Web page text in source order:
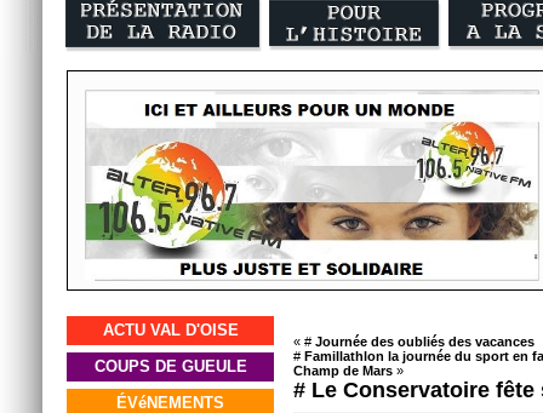
ACTU VAL D'OISE
COUPS DE GUEULE
ÉVéNEMENTS
« # Journée des oubliés des vacances
# Famillathlon la journée du sport en
Champ de Mars »
# Le Conservatoire fête